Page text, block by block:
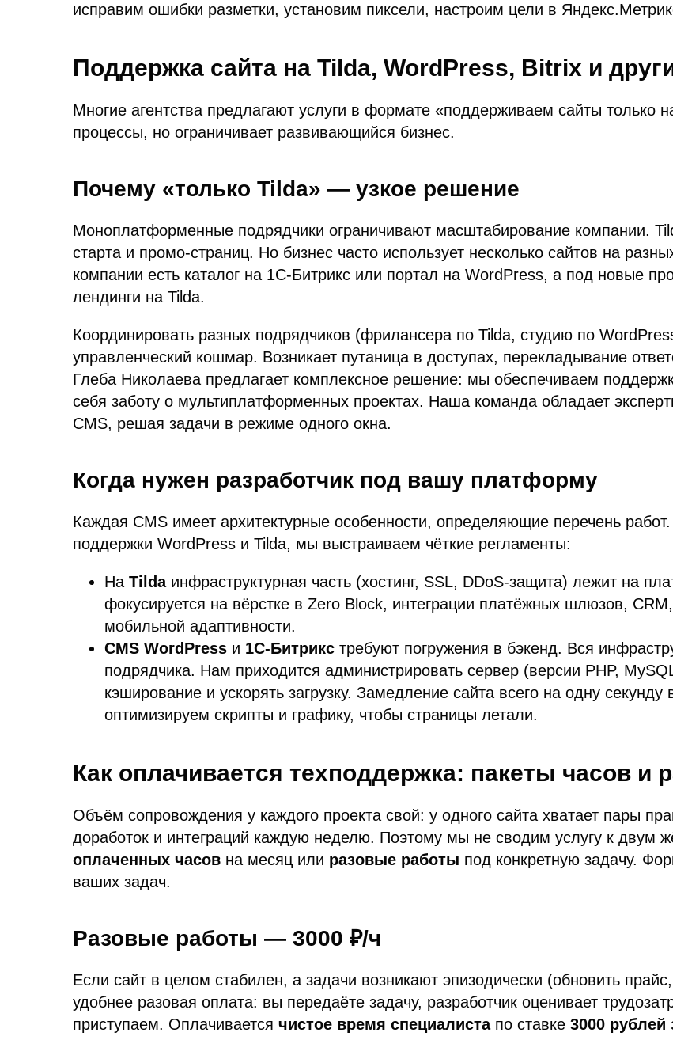
исправим ошибки разметки, установим пиксели, настроим цели в
Поддержка сайта на Tilda, WordPress, Bitrix и
Многие агентства предлагают услуги в формате «поддерживаем сайты только
процессы, но ограничивает развивающийся бизнес.
Почему «только Tilda» — узкое решение
Моноплатформенные подрядчики ограничивают масштабирование компании.
старта и промо-страниц. Но бизнес часто использует несколько сайтов на
компании есть каталог на 1С-Битрикс или портал на WordPress, а под новые
лендинги на Tilda.
Координировать разных подрядчиков (фрилансера по Tilda, студию по
управленческий кошмар. Возникает путаница в доступах, перекладывание
Глеба Николаева предлагает комплексное решение: мы обеспечиваем
себя заботу о мультиплатформенных проектах. Наша команда обладает
CMS, решая задачи в режиме одного окна.
Когда нужен разработчик под вашу платформу
Каждая CMS имеет архитектурные особенности, определяющие перечень
поддержки WordPress и Tilda, мы выстраиваем чёткие регламенты:
На Tildaинфраструктурная часть (хостинг, SSL, DDoS-защита) лежит на
фокусируется на вёрстке в Zero Block, интеграции платёжных шлюзов,
мобильной адаптивности.
CMS WordPress и 1С-Битрикс требуют погружения в бэкенд. Вся
подрядчика. Нам приходится администрировать сервер (версии PHP,
кэширование и ускорять загрузку. Замедление сайта всего на одну
оптимизируем скрипты и графику, чтобы страницы летали.
Как оплачивается техподдержка: пакеты часов и
Объём сопровождения у каждого проекта свой: у одного сайта хватает пары
доработок и интеграций каждую неделю. Поэтому мы не сводим услугу к двум
оплаченных часов на месяц или разовые работы под конкретную задачу.
ваших задач.
Разовые работы — 3000 ₽/ч
Если сайт в целом стабилен, а задачи возникают эпизодически (обновить
удобнее разовая оплата: вы передаёте задачу, разработчик оценивает
приступаем. Оплачивается чистое время специалистапо ставке 3000 рублей